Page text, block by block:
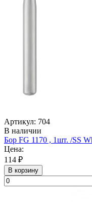
Артикул: 704
В наличии
Бор FG 1170 , 1шт. /SS
Цена:
114 ₽
В корзину